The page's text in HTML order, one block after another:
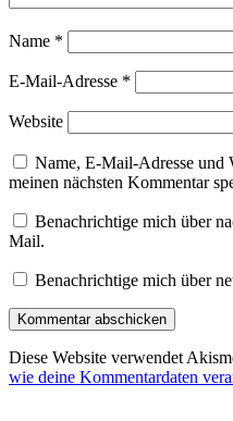
Name *
E-Mail-Adresse *
Website
Name, E-Mail-Adresse und
meinen nächsten Kommentar
Benachrichtige mich über
Mail.
Benachrichtige mich über
Diese Website verwendet
wie deine Kommentardaten